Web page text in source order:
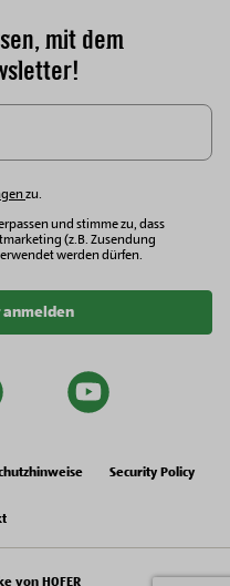
mit dem
zu.
und stimme zu, dass
(z.B. Zusendung
werden dürfen.
anmelden
Security Policy
von HOFER